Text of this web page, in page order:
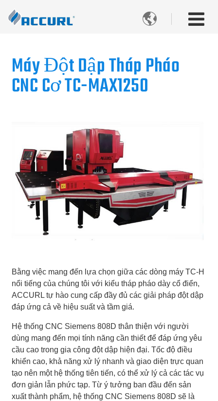

Máy Đột Dập Tháp Pháo
CNC Cơ TC-MAX1250
Bằng việc mang đến lựa chọn giữa các dòng máy TC-H
nổi tiếng của chúng tôi với kiểu tháp pháo dày cổ điển,
ACCURL tự hào cung cấp đầy đủ các giải pháp đột dập
đáp ứng cả về hiệu suất và tầm giá.
Hệ thống CNC Siemens 808D thân thiện với người
dùng mang đến mọi tính năng cần thiết để đáp ứng yêu
cầu cao trong gia công đột dập hiện đại. Tốc độ điều
khiển cao, khả năng xử lý nhanh và giao diện trực quan
tạo nên một hệ thống tiên tiến, có thể xử lý cả các tác vụ
đơn giản lẫn phức tạp. Từ ý tưởng ban đầu đến sản
xuất thành phẩm, hệ thống CNC Siemens 808D sẽ là